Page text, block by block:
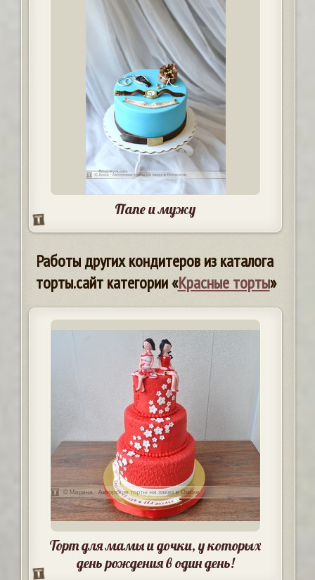
Папе и мужу
Работы других кондитеров из каталога
торты.сайт категории «Красные торты»
Торт для мамы и дочки, у которых
день рождения в один день!